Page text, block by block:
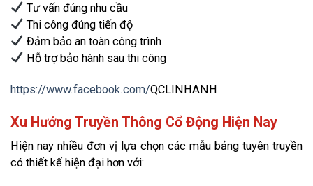
Tư vấn đúng nhu cầu
Thi công đúng tiến độ
Đảm bảo an toàn công trình
Hỗ trợ bảo hành sau thi công
https://www.facebook.com/QCLINHANH
Xu Hướng Truyền Thông Cổ Động Hiện Nay
Hiện nay nhiều đơn vị lựa chọn các mẫu bảng tuyên truyền
có thiết kế hiện đại hơn với: